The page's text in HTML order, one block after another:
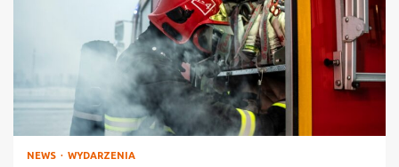
NEWS WYDARZENIA